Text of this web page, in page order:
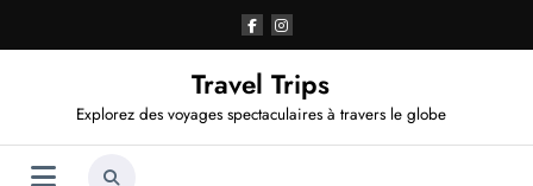
contenu
Travel Trips
Explorez des voyages spectaculaires à travers le globe